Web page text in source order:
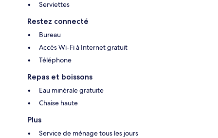
Serviettes
Restez connecté
Bureau
Accès Wi-Fi à Internet gratuit
Téléphone
Repas et boissons
Eau minérale gratuite
Chaise haute
Plus
Service de ménage tous les jours